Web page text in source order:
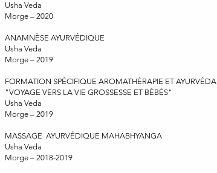
Usha Veda
Morge – 2020
ANAMNÈSE AYURVÉDIQUE
Usha Veda
Morge – 2019
FORMATION SPÉCIFIQUE AROMATHÉRAPIE ET AYURVÉDA
"VOYAGE VERS LA VIE GROSSESSE ET BÉBÉS"
Usha Veda
Morge – 2019
MASSAGE AYURVÉDIQUE MAHABHYANGA
Usha Veda
Morge – 2018-2019